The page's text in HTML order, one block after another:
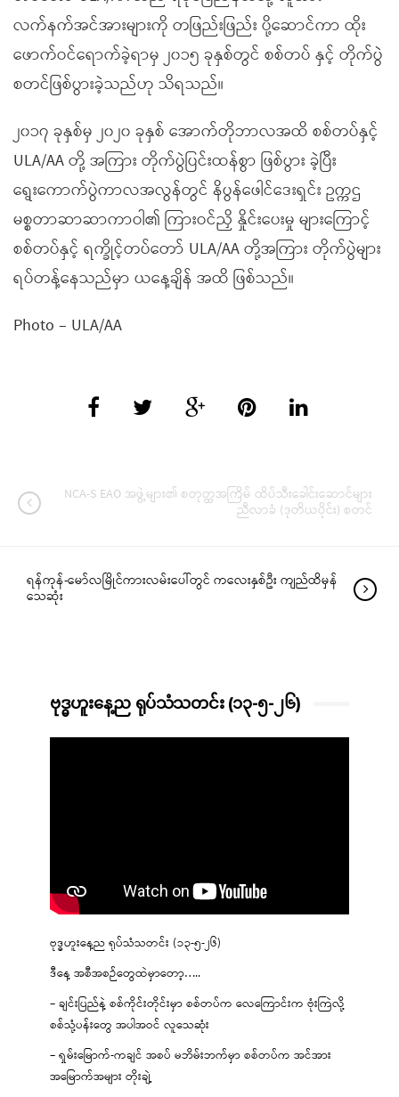
လက်နက်အင်အားများကို တဖြည်းဖြည်း ပို့ဆောင်ကာ ထိုး
ဖောက်ဝင်ရောက်ခဲ့ရာမှ ၂၀၁၅ ခုနှစ်တွင် စစ်တပ် နှင့် တိုက်ပွဲ
စတင်ဖြစ်ပွားခဲ့သည်ဟု သိရသည်။
၂၀၁၇ ခုနှစ်မှ ၂၀၂၀ ခုနှစ် အောက်တိုဘာလအထိ စစ်တပ်နှင့်
ULA/AA တို့ အကြား တိုက်ပွဲပြင်းထန်စွာ ဖြစ်ပွား ခဲ့ပြီး
ရွေးကောက်ပွဲကာလအလွန်တွင် နိပွန်ဖေါင်ဒေးရှင်း ဥက္ကဌ
မစ္စတာဆာဆာကာဝါ၏ ကြားဝင်ညှိ နှိုင်းပေးမှု များကြောင့်
စစ်တပ်နှင့် ရက္ခိုင့်တပ်တော် ULA/AA တို့အကြား တိုက်ပွဲများ
ရပ်တန့်နေသည်မှာ ယနေ့ချိန် အထိ ဖြစ်သည်။
Photo – ULA/AA
NCA-S EAO အဖွဲ့များ၏ စတုတ္ထအကြိမ် ထိပ်သီးခေါင်းဆောင်များ
ညီလာခံ (ဒုတိယပိုင်း) စတင်
ရန်ကုန်-မော်လမြိုင်ကားလမ်းပေါ်တွင် ကလေးနှစ်ဦး ကျည်ထိမှန်
သေဆုံး
ဗုဒ္ဓဟူးနေ့ည ရုပ်သံသတင်း (၁၃-၅-၂၆)
ဗုဒ္ဓဟူးနေ့ည ရုပ်သံသတင်း (၁၃-၅-၂၆)
ဒီနေ့ အစီအစဉ်တွေထဲမှာတော့…..
– ချင်းပြည်နဲ့ စစ်ကိုင်းတိုင်းမှာ စစ်တပ်က လေကြောင်းက ဗုံးကြဲလို့
စစ်သုံ့ပန်းတွေ အပါအဝင် လူသေဆုံး
– ရှမ်းမြောက်-ကချင် အစပ် မဘိမ်းဘက်မှာ စစ်တပ်က အင်အား
အမြောက်အများ တိုးချဲ့